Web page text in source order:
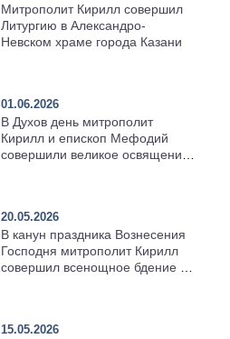
Митрополит Кирилл совершил
Литургию в Александро-
Невском храме города Казани
01.06.2026
В Духов день митрополит
Кирилл и епископ Мефодий
совершили великое освящение
20.05.2026
В канун праздника Вознесения
Господня митрополит Кирилл
совершил всенощное бдение в
15.05.2026